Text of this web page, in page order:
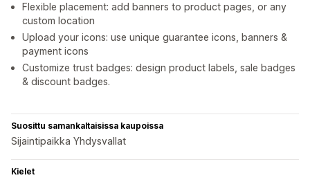
Flexible placement: add banners to product pages, or any
custom location
Upload your icons: use unique guarantee icons, banners &
payment icons
Customize trust badges: design product labels, sale badges
& discount badges.
Suosittu samankaltaisissa kaupoissa
Sijaintipaikka Yhdysvallat
Kielet